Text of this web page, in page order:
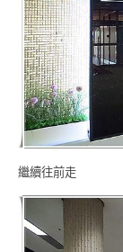
繼續往前走